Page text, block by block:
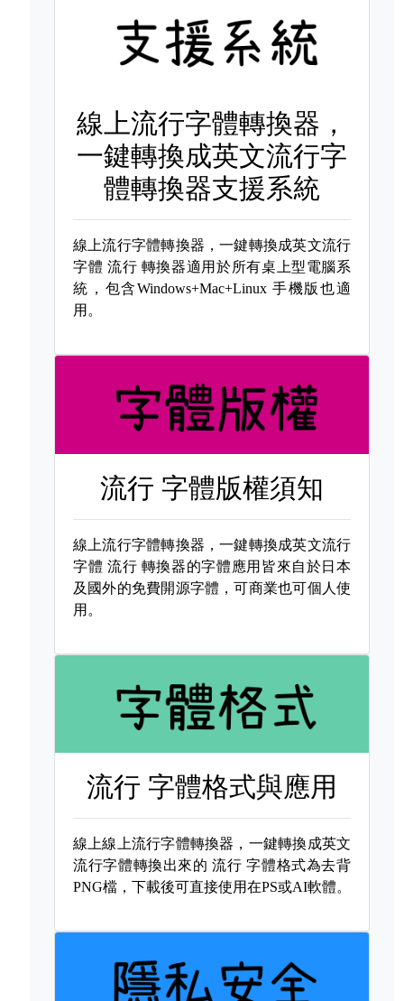
線上流行字體轉換器，
一鍵轉換成英文流行字
體轉換器支援系統
線上流行字體轉換器，一鍵轉換成英文流行
字體 流行 轉換器適用於所有桌上型電腦系
統，包含Windows+Mac+Linux 手機版也適
用。
流行 字體版權須知
線上流行字體轉換器，一鍵轉換成英文流行
字體 流行 轉換器的字體應用皆來自於日本
及國外的免費開源字體，可商業也可個人使
用。
流行 字體格式與應用
線上線上流行字體轉換器，一鍵轉換成英文
流行字體轉換出來的流行 字體格式為去背
PNG檔，下載後可直接使用在PS或AI軟體。